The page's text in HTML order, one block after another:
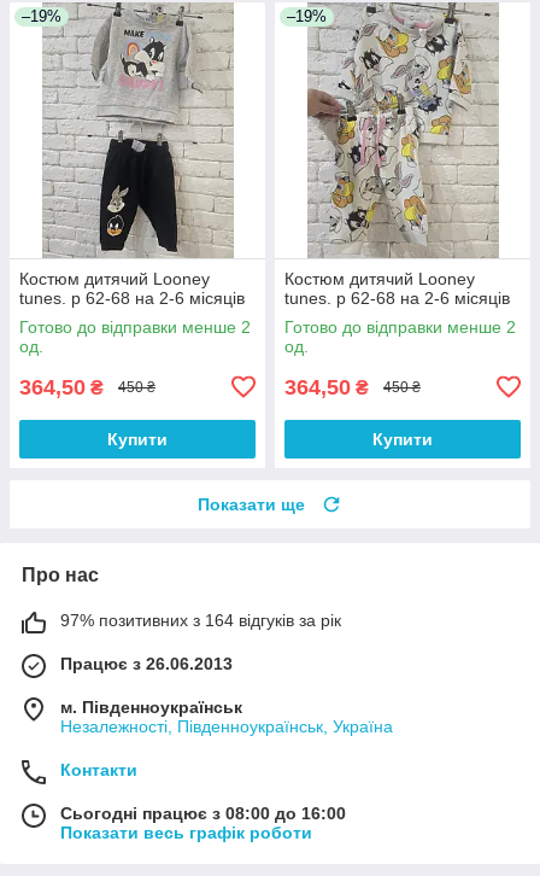
–19%
Костюм дитячий Looney
tunes. р 62-68 на 2-6 місяців
Готово до відправки менше 2
од.
364,50 ₴ 450 ₴
Купити
–19%
Костюм дитячий Looney
tunes. р 62-68 на 2-6 місяців
Готово до відправки менше 2
од.
364,50 ₴ 450 ₴
Купити
Показати ще
Про нас
97% позитивних з 164 відгуків за рік
Працює з 26.06.2013
м. Південноукраїнськ
Незалежності, Південноукраїнськ, Україна
Контакти
Сьогодні працює з 08:00 до 16:00
Показати весь графік роботи